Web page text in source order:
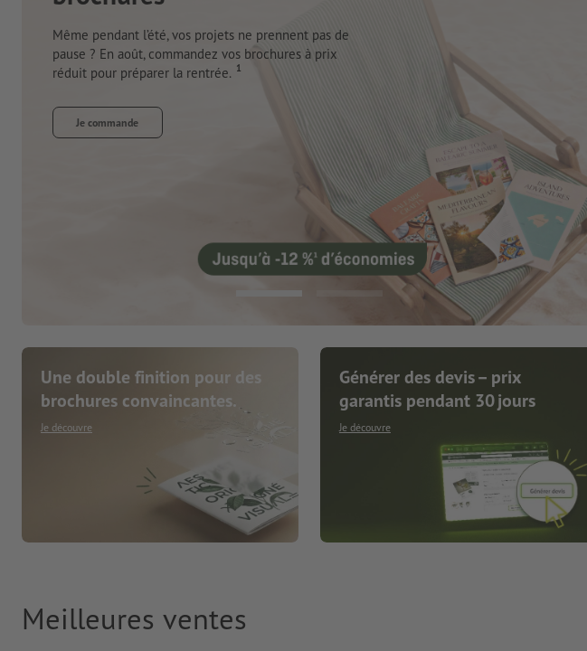
Une double finition pour des
brochures convaincantes.
Je découvre
Générer des devis – prix
garantis pendant 30 jours
Je découvre
Meilleures ventes